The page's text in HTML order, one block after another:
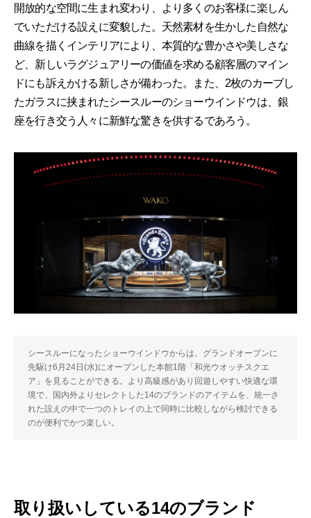
開放的な空間に生まれ変わり、より多くのお客様に楽しん
でいただける設えに変貌した。天然素材を生かした自然な
曲線を描くインテリアにより、本質的な豊かさや美しさな
ど、新しいラグジュアリーの価値を求める顧客層のマイン
ドにも訴えかける新しさが備わった。また、2枚のカーブし
たガラスに挟まれたシースルーのショーウインドウは、銀
座を行き交う人々に新鮮な驚きを供するであろう。
シースルーになったショーウインドウからは、グランドオープンに
先駆け6月24日(水)にオープンした本館1階「和光ウオッチスクエ
ア」を見ることができる。より高級感があり回遊しやすい快適な環
境で、国内外よりセレクトした14のブランドのアイテムを、統一さ
れた設えの中で一つのトレイの上で同時に比較しながら検討できる
のが便利でかつ楽しい。
取り扱いしている14のブランド